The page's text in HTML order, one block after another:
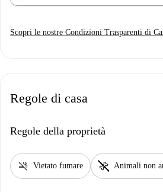
Scopri le nostre Condizioni Trasparenti di
Regole di casa
Regole della proprietà
smoke_free Vietato fumare pet_supplies Animali non